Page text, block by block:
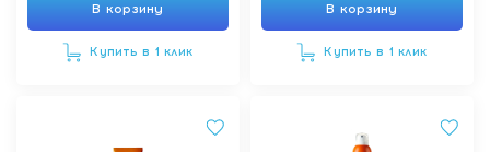
В корзину
Купить в 1 клик
В корзину
Купить в 1 клик